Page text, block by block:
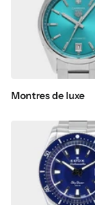
Montres de luxe